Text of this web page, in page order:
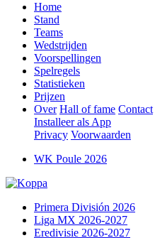
Home
Stand
Teams
Wedstrijden
Voorspellingen
Spelregels
Statistieken
Prijzen
Over Hall of fame Contact
Installeer als App
Privacy Voorwaarden
WK Poule 2026
Primera División 2026
Liga MX 2026-2027
Eredivisie 2026-2027